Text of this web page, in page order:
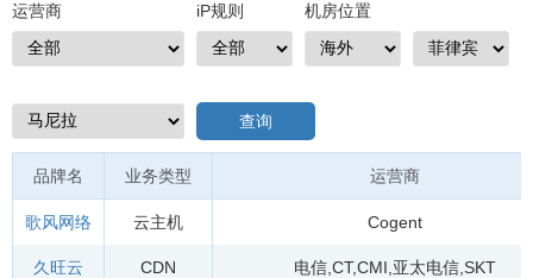
运营商 iP规则 机房位置
查询
品牌名 业务类型 运营商
歌风网络 云主机 Cogent
久旺云 CDN 电信, CT,CMI 亚太电信, SKT